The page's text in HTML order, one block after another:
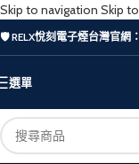
Skip to navigation Skip
🛡️ RELX悅刻電子煙台灣官網
選單